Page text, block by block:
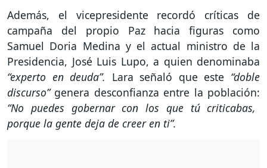
Además, el vicepresidente recordó críticas de
campaña del propio Paz hacia figuras como
Samuel Doria Medina y el actual ministro de la
Presidencia, José Luis Lupo, a quien denominaba
“experto en deuda”. Lara señaló que este “doble
discurso” genera desconfianza entre la población:
“No puedes gobernar con los que tú criticabas,
porque la gente deja de creer en ti”.